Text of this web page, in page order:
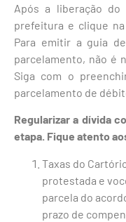
Após a liberação
prefeitura e clique na
Para emitir a guia
parcelamento, não é
Siga com o
parcelamento de
Regularizar a dívida
etapa. Fique atento
Taxas do
protestada e
parcela do
prazo de